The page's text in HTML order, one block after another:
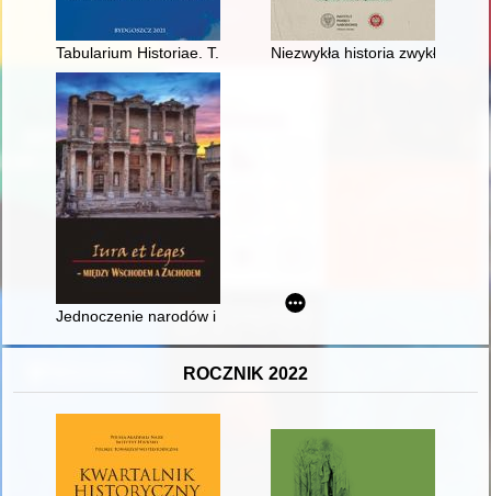
Tabularium Historiae. T. 10 (2021)Niezwykła historia zwykłych
Jednoczenie narodów i państw europejskich ku dobru
ROCZNIK 2022